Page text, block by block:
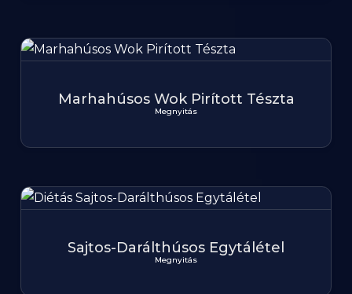
Marhahúsos Wok Pirított Tészta
Megnyitás
Sajtos-Darálthúsos Egytálétel
Megnyitás